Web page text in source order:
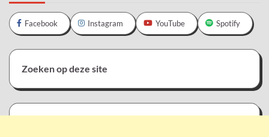
Facebook Instagram YouTube Spotify
Zoeken op deze site